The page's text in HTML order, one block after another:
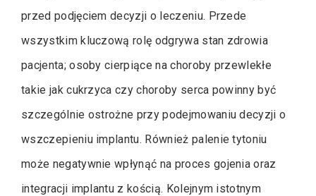
przed podjęciem decyzji o leczeniu. Przede
wszystkim kluczową rolę odgrywa stan zdrowia
pacjenta; osoby cierpiące na choroby przewlekłe
takie jak cukrzyca czy choroby serca powinny być
szczególnie ostrożne przy podejmowaniu decyzji o
wszczepieniu implantu. Również palenie tytoniu
może negatywnie wpłynąć na proces gojenia oraz
integracji implantu z kością. Kolejnym istotnym